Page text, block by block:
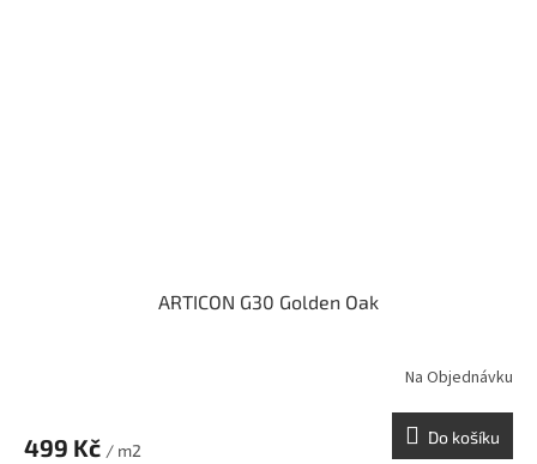
ARTICON G30 Golden Oak
Na Objednávku
499 Kč / m2
Do košíku